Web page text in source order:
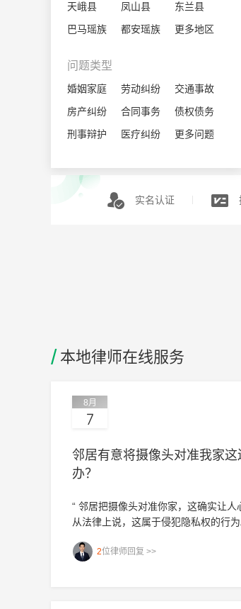
天峨县
凤山县
东兰县
巴马瑶族
都安瑶族
大化瑶族
族自治县
更多地区
问题类型
婚姻家庭 劳动纠纷
交通事故
房产纠纷
合同事务
债权债务
刑事辩护
医疗纠纷 更多问题
实名认证
/ 本地律师在线服务
8月
7
邻居有意将摄像头对准我家这
办？
“ 邻居把摄像头对准你家，这确实让人
从法律上说，这属于侵犯隐私权的行为
受保护，未经允许不得拍摄。你可以
2位律师回复 >>